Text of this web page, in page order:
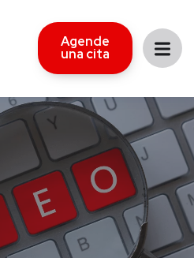
Agende
una cita